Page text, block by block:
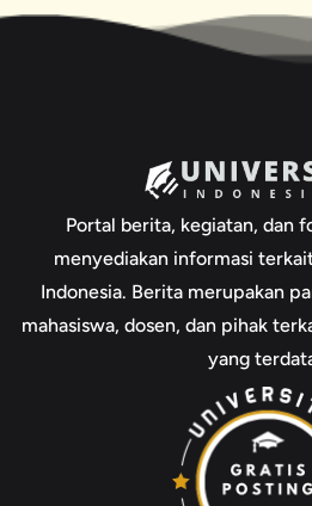
Portal berita, kegiatan, dan
menyediakan informasi
Indonesia. Berita merupakan
mahasiswa, dosen, dan pihak
yang